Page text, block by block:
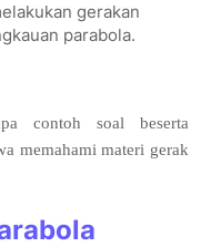
gerakan
parabola.
contoh soal beserta
memahami materi gerak